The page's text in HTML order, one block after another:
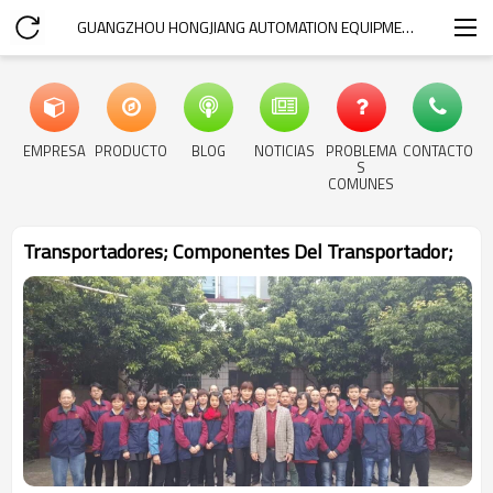
GUANGZHOU HONGJIANG AUTOMATION EQUIPMENT.COM
EMPRESA PRODUCTO BLOG NOTICIAS PROBLEMA
S
COMUNES
CONTACTO
Transportadores; Componentes Del Transportador;